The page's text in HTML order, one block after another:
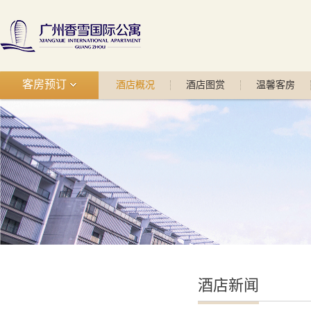
酒店概况 酒店图赏 温馨客房
客房预订
酒店新闻